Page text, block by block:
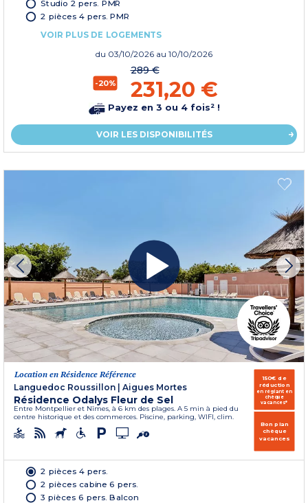
Studio 2 pers. PMR
2 pièces 4 pers. PMR
VOIR PLUS DE LOGEMENTS
du 03/10/2026 au 10/10/2026
-20%
289 €
231,20 €
Payez en 3 ou 4 fois² !
VOIR LES DISPONIBILITÉS
Location en Résidence Référence
Languedoc Roussillon | Aigues Mortes
Résidence Odalys Fleur de Sel
Entre Montpellier et Nîmes, à 6 km des plages. A 5 min à pied du
centre historique et des commerces. Piscine, parking, WIFI, clim.
150€ de
réduction
en réglant en
chèque
vacances*
Bon plan
chèque
vacances
2 pièces 4 pers.
2 pièces cabine 6 pers.
3 pièces 6 pers. Balcon